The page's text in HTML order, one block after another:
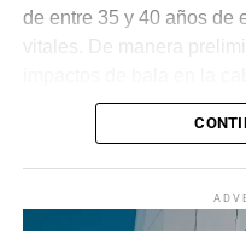
de entre 35 y 40 años de
vitales. De manera
puerta del lado del
realizaron las diligencias